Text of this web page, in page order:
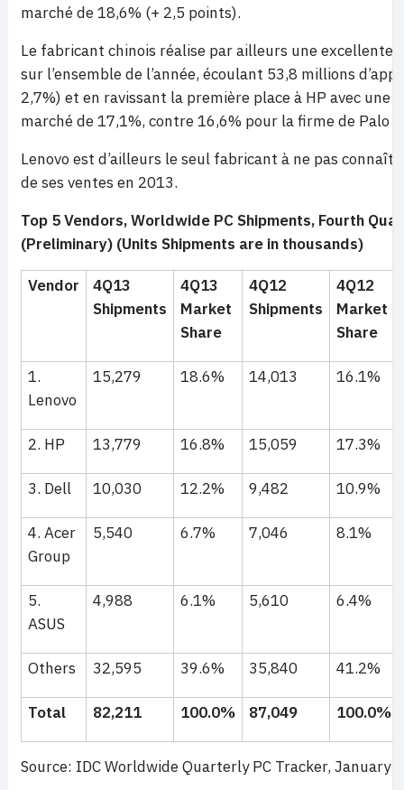
marché de 18,6% (+ 2,5 points).
Le fabricant chinois réalise par ailleurs une excellente
sur l’ensemble de l’année, écoulant 53,8 millions
2,7%) et en ravissant la première place à HP avec une
marché de 17,1%, contre 16,6% pour la firme de Palo
Lenovo est d’ailleurs le seul fabricant à ne pas
de ses ventes en 2013.
Top 5 Vendors, Worldwide PC Shipments, Fourth
(Preliminary) (Units Shipments are in thousands)
Vendor
4Q13
Shipments
4Q13
Market
Share
4Q12
Shipments
4Q12
Market
Share
1.
Lenovo
15,279 18.6% 14,013 16.1%
2. HP 13,779 16.8% 15,059 17.3%
3. Dell 10,030 12.2% 9,482 10.9%
4. Acer
Group
5,540 6.7% 7,046 8.1%
5.
ASUS
4,988 6.1% 5,610 6.4%
Others 32,595 39.6% 35,840 41.2%
Total 82,211 100.0% 87,049 100.0%
Source: IDC Worldwide Quarterly PC Tracker, January